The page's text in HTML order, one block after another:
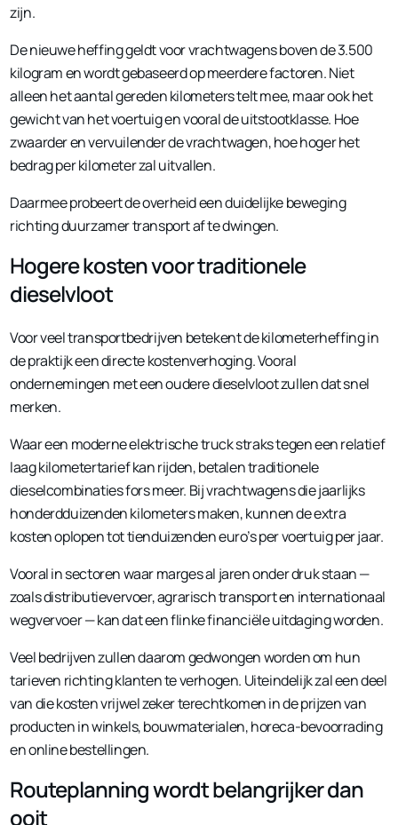
zijn.
De nieuwe heffing geldt voor vrachtwagens boven de 3.500
kilogram en wordt gebaseerd op meerdere factoren. Niet
alleen het aantal gereden kilometers telt mee, maar ook het
gewicht van het voertuig en vooral de uitstootklasse. Hoe
zwaarder en vervuilender de vrachtwagen, hoe hoger het
bedrag per kilometer zal uitvallen.
Daarmee probeert de overheid een duidelijke beweging
richting duurzamer transport af te dwingen.
Hogere kosten voor traditionele
dieselvloot
Voor veel transportbedrijven betekent de kilometerheffing in
de praktijk een directe kostenverhoging. Vooral
ondernemingen met een oudere dieselvloot zullen dat snel
merken.
Waar een moderne elektrische truck straks tegen een relatief
laag kilometertarief kan rijden, betalen traditionele
dieselcombinaties fors meer. Bij vrachtwagens die jaarlijks
honderdduizenden kilometers maken, kunnen de extra
kosten oplopen tot tienduizenden euro’s per voertuig per jaar.
Vooral in sectoren waar marges al jaren onder druk staan —
zoals distributievervoer, agrarisch transport en internationaal
wegvervoer — kan dat een flinke financiële uitdaging worden.
Veel bedrijven zullen daarom gedwongen worden om hun
tarieven richting klanten te verhogen. Uiteindelijk zal een deel
van die kosten vrijwel zeker terechtkomen in de prijzen van
producten in winkels, bouwmaterialen, horeca-bevoorrading
en online bestellingen.
Routeplanning wordt belangrijker dan
ooit